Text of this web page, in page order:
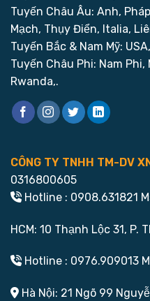
Tuyến Châu Âu: Anh,
Mạch, Thụy Điển, Italia,
Tuyến Bắc & Nam Mỹ:
Tuyến Châu Phi: Nam Phi,
Rwanda,.
CÔNG TY TNHH TM-DV
0316800605
Hotline : 0908.631821
HCM: 10 Thạnh Lộc 31, P.
Hotline : 0976.909013
Hà Nội: 21 Ngõ 99